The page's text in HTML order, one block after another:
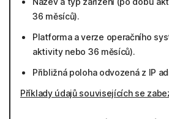
36 měsíců).
Platforma a verze operačního
aktivity nebo 36 měsíců).
Přibližná poloha odvozená z IP
Příklady údajů souvisejících se